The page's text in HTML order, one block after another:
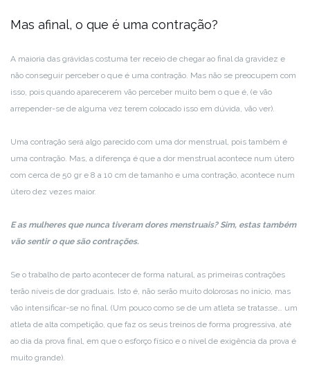
Mas afinal, o que é uma contração?
A maioria das grávidas costuma ter receio de chegar ao final da gravidez e
não conseguir perceber o que é uma contração. Mas não se preocupem com
isso, pois quando aparecerem vão perceber muito bem o que é, (e vão
arrepender-se de alguma vez terem colocado isso em dúvida, vão ver).
Uma contração será algo parecido com uma dor menstrual, pois também é
uma contração. Mas, a diferença é que a dor menstrual acontece num útero
com cerca de 50 gr e 8 a 10 cm de tamanho e uma contração, acontece num
útero dez vezes maior.
E as mulheres que nunca tiveram dores menstruais? Sim, estas também
vão sentir o que são contrações.
Se o trabalho de parto acontecer de forma natural, as primeiras contrações
terão níveis de dor graduais. Isto é, não serão muito dolorosas no início, mas
vão intensificar-se no final. (Um pouco como se de um atleta se tratasse… um
atleta de alta competição, que faz os seus treinos de forma progressiva, até
ao dia da prova final, em que o esforço físico e o nível de exigência da prova é
muito grande).